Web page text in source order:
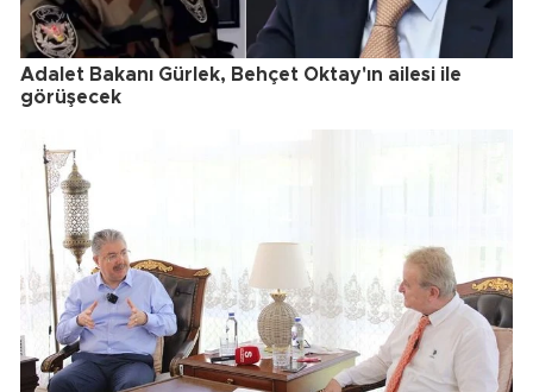
Adalet Bakanı Gürlek, Behçet Oktay'ın ailesi ile
görüşecek